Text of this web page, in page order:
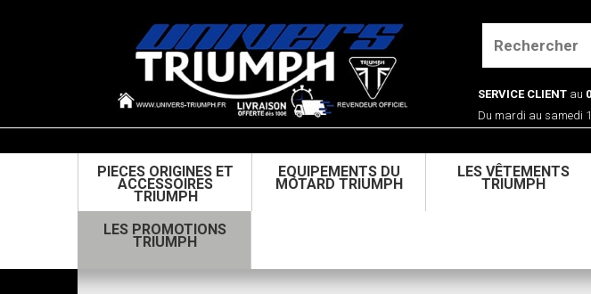
SERVICE CLIENT au
Du mardi au samedi
PIECES ORIGINES ET
ACCESSOIRES
TRIUMPH
EQUIPEMENTS DU
MOTARD TRIUMPH
LES VÊTEMENTS
TRIUMPH
LES PROMOTIONS
TRIUMPH